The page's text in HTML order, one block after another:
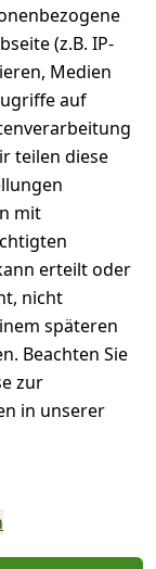
Eiszapfen
weiß
1 - 3 Tage
L116 cm 3
1 - 3 Tage
(z.B. IP-
Medien
auf
teilen diese
mit
erteilt oder
nicht
späteren
Beachten Sie
zur
in unserer